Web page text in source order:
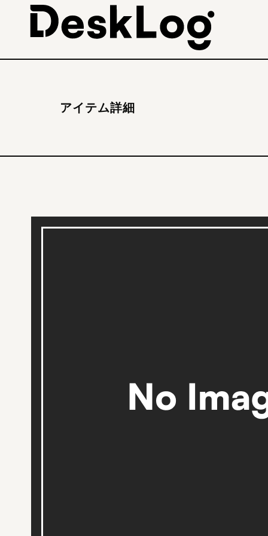
アイテム詳細